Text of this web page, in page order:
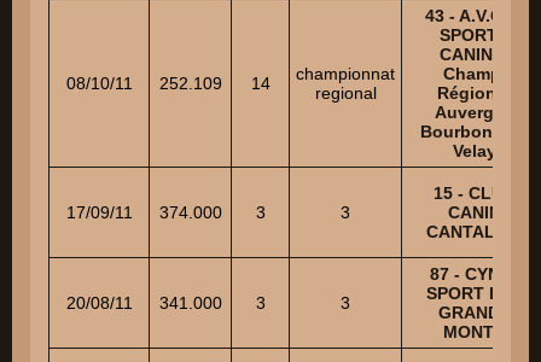
08/10/11 252.109 14
championnat
regional
43 - A.V.C.D.
SPORTS
CANINS-
Champ.
Régional
Auvergne
Bourbonnais
Velay
17/09/11 374.000 3 3
15 - CLUB
CANIN
CANTALIEN
20/08/11 341.000 3 3
87 - CYNO-
SPORT DES
GRANDS
MONTS